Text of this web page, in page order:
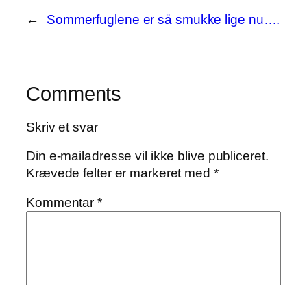
← Sommerfuglene er så smukke lige nu….
Comments
Skriv et svar
Din e-mailadresse vil ikke blive publiceret.
Krævede felter er markeret med *
Kommentar*